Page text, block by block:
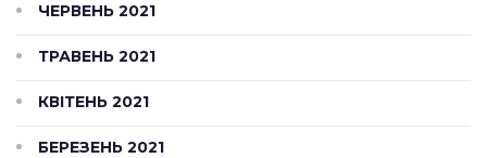
ЧЕРВЕНЬ 2021
ТРАВЕНЬ 2021
КВІТЕНЬ 2021
БЕРЕЗЕНЬ 2021